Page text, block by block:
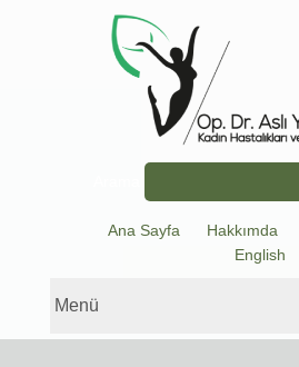
Ana Sayfa Hakkımda
English